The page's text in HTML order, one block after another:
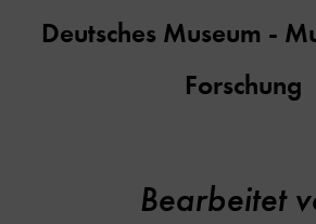
Deutsches Museum -
Forschung
Bearbeitet